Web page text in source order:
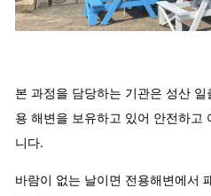
본 과정을 담당하는 기관은 성산
용 해변을 보유하고 있어 안전하고
니다.
바람이 없는 날이면 전용해변에서